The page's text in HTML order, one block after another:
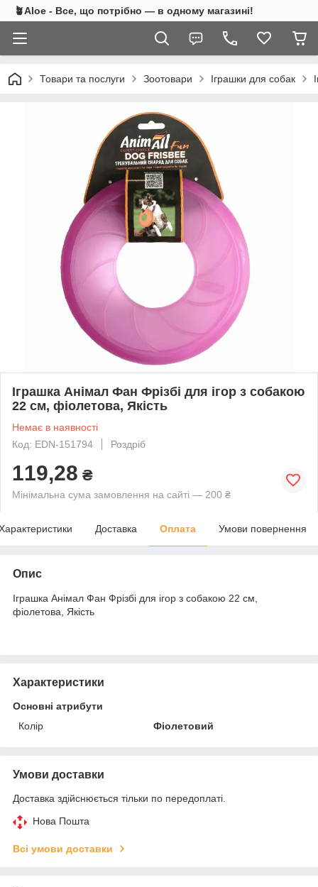
🪴Aloe - Все, що потрібно — в одному магазині!
Товари та послуги Зоотовари Іграшки для собак
Іграшка Анімал Фан Фрізбі для ігор з собакою
22 см, фіолетова, Якість
Немає в наявності
Код: EDN-151794
Роздріб
119,28 ₴
Мінімальна сума замовлення на сайті — 200 ₴
Доставка Оплата Умови повернення
Опис
Іграшка Анімал Фан Фрізбі для ігор з собакою 22 см,
фіолетова, Якість
Характеристики
Основні атрибути
Колір
Фіолетовий
Умови доставки
Доставка здійснюється тільки по передоплаті.
Нова Пошта
Всі умови доставки